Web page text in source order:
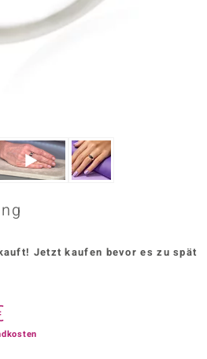
Jetzt kaufen bevor es zu spät